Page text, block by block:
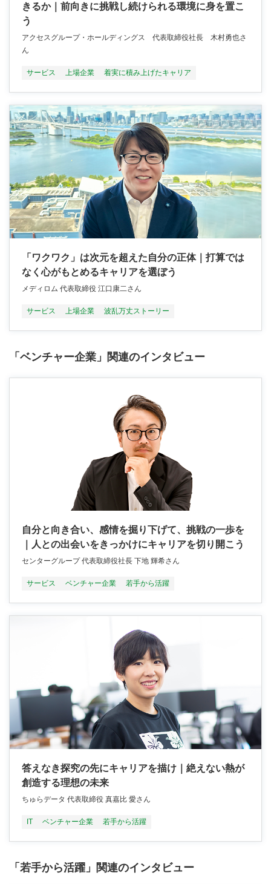
きるか｜前向きに挑戦し続けられる環境に身を置こ
う
アクセスグループ・ホールディングス 代表取締役社長 木村勇也さ
ん
サービス 上場企業 着実に積み上げたキャリア
「ワクワク」は次元を超えた自分の正体｜打算では
なく心がもとめるキャリアを選ぼう
メディロム 代表取締役 江口康二さん
サービス 上場企業 波乱万丈ストーリー
「ベンチャー企業」関連のインタビュー
自分と向き合い、感情を掘り下げて、挑戦の一歩を
｜人との出会いをきっかけにキャリアを切り開こう
センターグループ 代表取締役社長 下地 輝希さん
サービス ベンチャー企業 若手から活躍
答えなき探究の先にキャリアを描け｜絶えない熱が
創造する理想の未来
ちゅらデータ 代表取締役 真嘉比 愛さん
IT ベンチャー企業 若手から活躍
「若手から活躍」関連のインタビュー